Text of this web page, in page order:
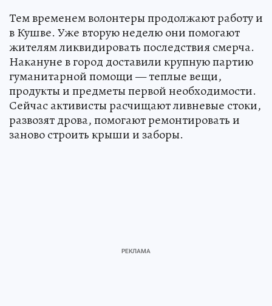
Тем временем волонтеры продолжают работу и
в Кушве. Уже вторую неделю они помогают
жителям ликвидировать последствия смерча.
Накануне в город доставили крупную партию
гуманитарной помощи — теплые вещи,
продукты и предметы первой необходимости.
Сейчас активисты расчищают ливневые стоки,
развозят дрова, помогают ремонтировать и
заново строить крыши и заборы.